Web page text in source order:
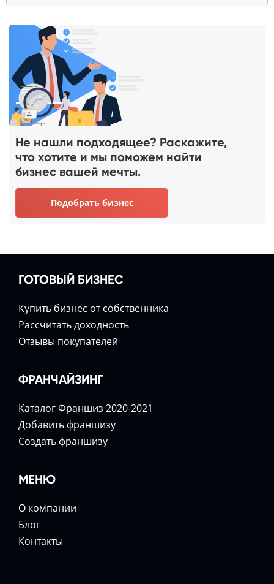
Не нашли подходящее? Раскажите,
что хотите и мы поможем найти
бизнес вашей мечты.
Подобрать бизнес
ГОТОВЫЙ БИЗНЕС
Купить бизнес от собственника
Расcчитать доходность
Отзывы покупателей
ФРАНЧАЙЗИНГ
Каталог Франшиз 2020-2021
Добавить франшизу
Создать франшизу
МЕНЮ
О компании
Блог
Контакты